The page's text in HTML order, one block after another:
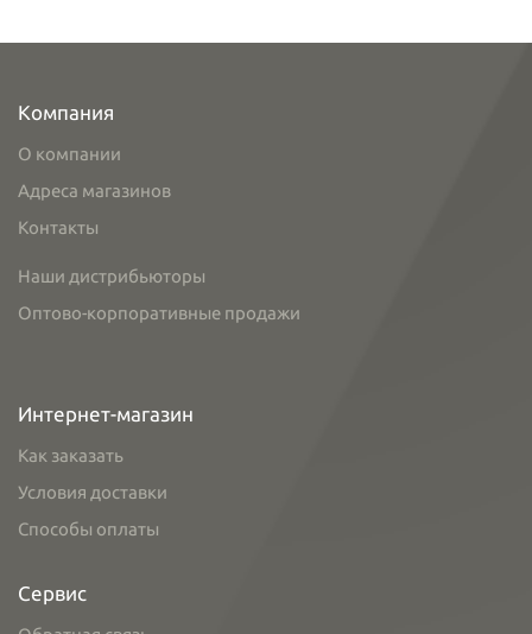
Компания
О компании
Адреса магазинов
Контакты
Наши дистрибьюторы
Оптово-корпоративные продажи
Интернет-магазин
Как заказать
Условия доставки
Способы оплаты
Сервис